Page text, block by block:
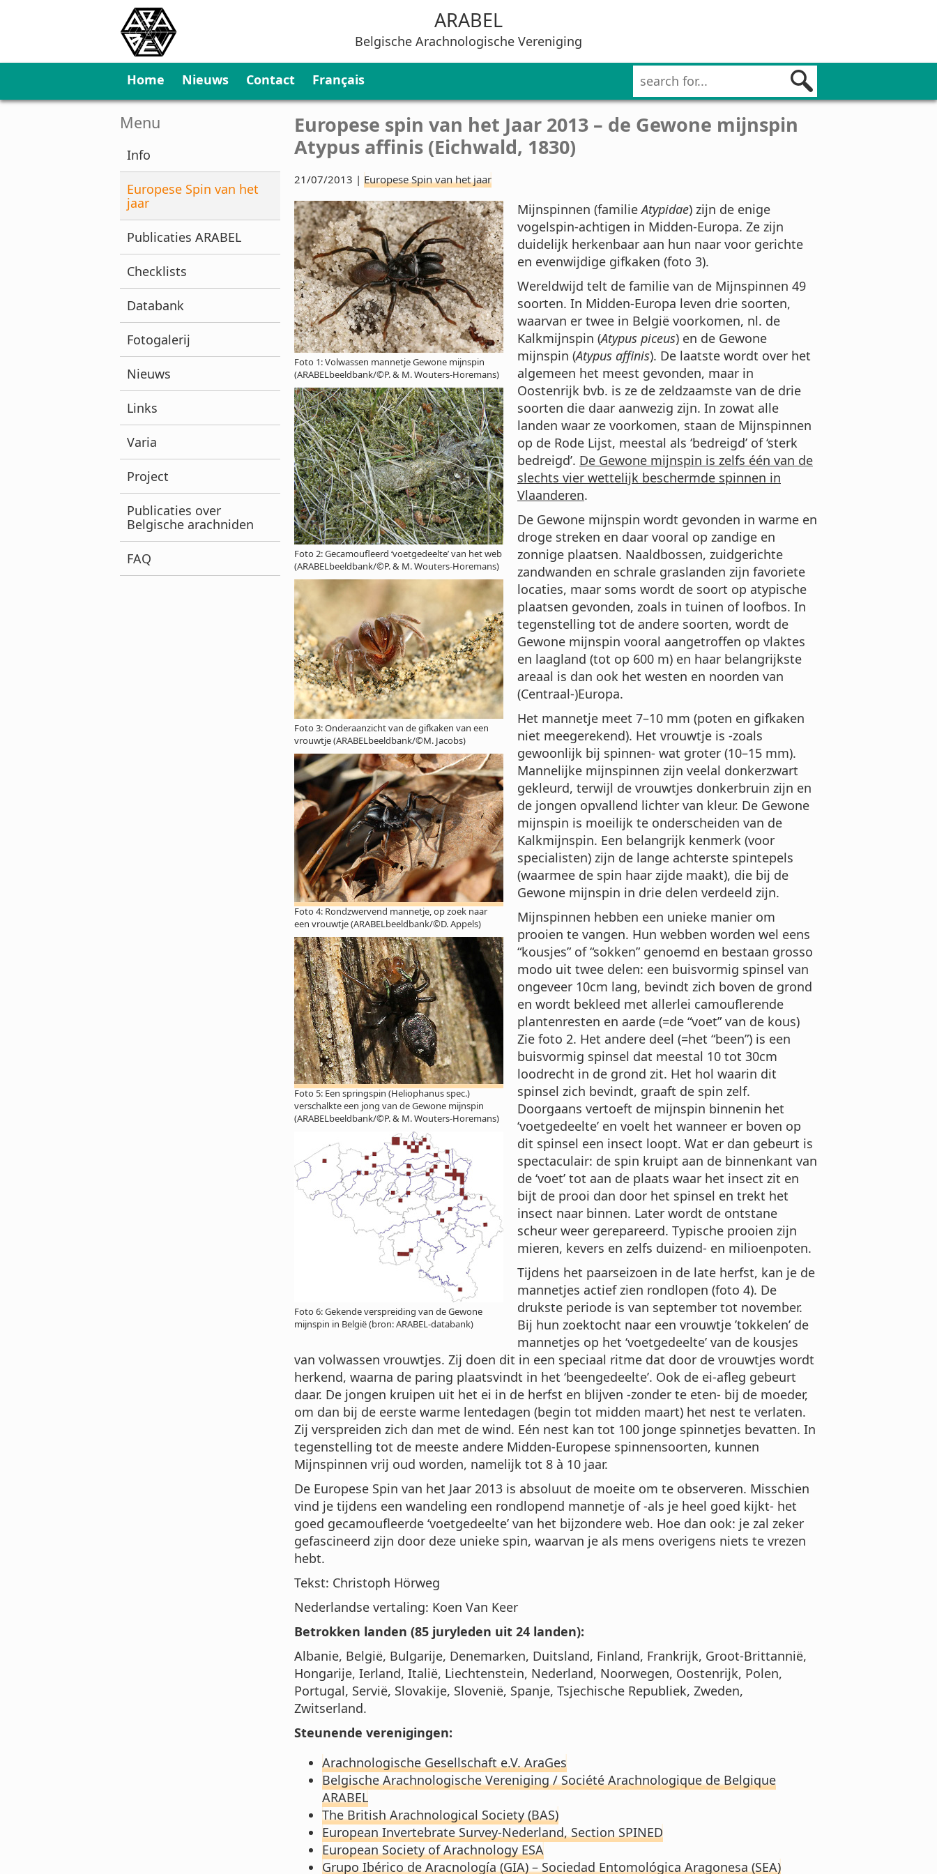
ARABEL
Belgische Arachnologische Vereniging
Home Nieuws Contact Français
Menu
Info
Europese Spin van het
jaar
Publicaties ARABEL
Checklists
Databank
Fotogalerij
Nieuws
Links
Varia
Project
Publicaties over
Belgische arachniden
FAQ
Europese spin van het Jaar 2013 – de Gewone mijnspin
Atypus affinis (Eichwald, 1830)
21/07/2013 | Europese Spin van het jaar
Foto 1: Volwassen mannetje Gewone mijnspin
(ARABELbeeldbank/©P. & M. Wouters-Horemans)
Foto 2: Gecamoufleerd ‘voetgedeelte’ van het web
(ARABELbeeldbank/©P. & M. Wouters-Horemans)
Foto 3: Onderaanzicht van de gifkaken van een
vrouwtje (ARABELbeeldbank/©M. Jacobs)
Foto 4: Rondzwervend mannetje, op zoek naar
een vrouwtje (ARABELbeeldbank/©D. Appels)
Foto 5: Een springspin (Heliophanus spec.)
verschalkte een jong van de Gewone mijnspin
(ARABELbeeldbank/©P. & M. Wouters-Horemans)
Foto 6: Gekende verspreiding van de Gewone
mijnspin in België (bron: ARABEL-databank)
Mijnspinnen (familieAtypidae) zijn de enige
vogelspin-achtigen in Midden-Europa. Ze zijn
duidelijk herkenbaar aan hun naar voor gerichte
en evenwijdige gifkaken (foto 3).
Wereldwijd telt de familie van de Mijnspinnen 49
soorten. In Midden-Europa leven drie soorten,
waarvan er twee in België voorkomen, nl. de
Kalkmijnspin (Atypus piceus) en de Gewone
mijnspin (Atypus affinis). De laatste wordt over het
algemeen het meest gevonden, maar in
Oostenrijk bvb. is ze de zeldzaamste van de drie
soorten die daar aanwezig zijn. In zowat alle
landen waar ze voorkomen, staan de Mijnspinnen
op de Rode Lijst, meestal als ‘bedreigd’ of ‘sterk
bedreigd’. De Gewone mijnspin is zelfs één van de
slechts vier wettelijk beschermde spinnen in
Vlaanderen.
De Gewone mijnspin wordt gevonden in warme en
droge streken en daar vooral op zandige en
zonnige plaatsen. Naaldbossen, zuidgerichte
zandwanden en schrale graslanden zijn favoriete
locaties, maar soms wordt de soort op atypische
plaatsen gevonden, zoals in tuinen of loofbos. In
tegenstelling tot de andere soorten, wordt de
Gewone mijnspin vooral aangetroffen op vlaktes
en laagland (tot op 600 m) en haar belangrijkste
areaal is dan ook het westen en noorden van
(Centraal-)Europa.
Het mannetje meet 7–10 mm (poten en gifkaken
niet meegerekend). Het vrouwtje is -zoals
gewoonlijk bij spinnen- wat groter (10–15 mm).
Mannelijke mijnspinnen zijn veelal donkerzwart
gekleurd, terwijl de vrouwtjes donkerbruin zijn en
de jongen opvallend lichter van kleur. De Gewone
mijnspin is moeilijk te onderscheiden van de
Kalkmijnspin. Een belangrijk kenmerk (voor
specialisten) zijn de lange achterste spintepels
(waarmee de spin haar zijde maakt), die bij de
Gewone mijnspin in drie delen verdeeld zijn.
Mijnspinnen hebben een unieke manier om
prooien te vangen. Hun webben worden wel eens
“kousjes” of “sokken” genoemd en bestaan grosso
modo uit twee delen: een buisvormig spinsel van
ongeveer 10cm lang, bevindt zich boven de grond
en wordt bekleed met allerlei camouflerende
plantenresten en aarde (=de “voet” van de kous)
Zie foto 2. Het andere deel (=het “been”) is een
buisvormig spinsel dat meestal 10 tot 30cm
loodrecht in de grond zit. Het hol waarin dit
spinsel zich bevindt, graaft de spin zelf.
Doorgaans vertoeft de mijnspin binnenin het
‘voetgedeelte’ en voelt het wanneer er boven op
dit spinsel een insect loopt. Wat er dan gebeurt is
spectaculair: de spin kruipt aan de binnenkant van
de ‘voet’ tot aan de plaats waar het insect zit en
bijt de prooi dan door het spinsel en trekt het
insect naar binnen. Later wordt de ontstane
scheur weer gerepareerd. Typische prooien zijn
mieren, kevers en zelfs duizend- en milioenpoten.
Tijdens het paarseizoen in de late herfst, kan je de
mannetjes actief zien rondlopen (foto 4). De
drukste periode is van september tot november.
Bij hun zoektocht naar een vrouwtje ’tokkelen’ de
mannetjes op het ‘voetgedeelte’ van de kousjes
van volwassen vrouwtjes. Zij doen dit in een speciaal ritme dat door de vrouwtjes wordt
herkend, waarna de paring plaatsvindt in het ‘beengedeelte’. Ook de ei-afleg gebeurt
daar. De jongen kruipen uit het ei in de herfst en blijven -zonder te eten- bij de moeder,
om dan bij de eerste warme lentedagen (begin tot midden maart) het nest te verlaten.
Zij verspreiden zich dan met de wind. Eén nest kan tot 100 jonge spinnetjes bevatten. In
tegenstelling tot de meeste andere Midden-Europese spinnensoorten, kunnen
Mijnspinnen vrij oud worden, namelijk tot 8 à 10 jaar.
De Europese Spin van het Jaar 2013 is absoluut de moeite om te observeren. Misschien
vind je tijdens een wandeling een rondlopend mannetje of -als je heel goed kijkt- het
goed gecamoufleerde ‘voetgedeelte’ van het bijzondere web. Hoe dan ook: je zal zeker
gefascineerd zijn door deze unieke spin, waarvan je als mens overigens niets te vrezen
hebt.
Tekst: Christoph Hörweg
Nederlandse vertaling: Koen Van Keer
Betrokken landen (85 juryleden uit 24 landen):
Albanie, België, Bulgarije, Denemarken, Duitsland, Finland, Frankrijk, Groot-Brittannië,
Hongarije, Ierland, Italië, Liechtenstein, Nederland, Noorwegen, Oostenrijk, Polen,
Portugal, Servië, Slovakije, Slovenië, Spanje, Tsjechische Republiek, Zweden,
Zwitserland.
Steunende verenigingen:
Arachnologische Gesellschaft e.V. AraGes
Belgische Arachnologische Vereniging / Société Arachnologique de Belgique
ARABEL
The British Arachnological Society (BAS)
European Invertebrate Survey-Nederland, Section SPINED
European Society of Arachnology ESA
Grupo Ibérico de Aracnología (GIA) – Sociedad Entomológica Aragonesa (SEA)